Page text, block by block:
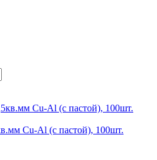
Cu-Al (с пастой), 100шт.